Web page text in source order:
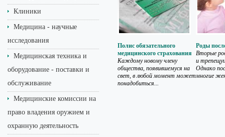
Клиники
Медицина - научные
исследования
Медицинская техника и
оборудование - поставки и
обслуживание
Медицинские комиссии на
право владения оружием и
охранную деятельность
Полис обязательного
медицинского страхования
Каждому новому члену
общества, появившемуся на
свет, в любой момент может
понадобиться...
Роды
Вторые
и
Однако
многие